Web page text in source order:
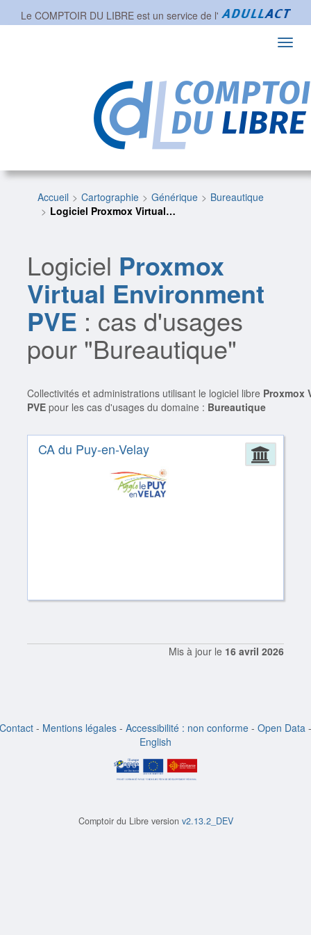
Le COMPTOIR DU LIBRE est un service de l'
Accueil Cartographie Générique
Bureautique
Logiciel Proxmox Virtual…
Logiciel Proxmox
Virtual Environment
PVE : cas d'usages
pour "Bureautique"
Collectivités et administrations utilisant le logiciel libre Proxmox
PVE pour les cas d'usages du domaine : Bureautique
CA du Puy-en-Velay
Mis à jour le 16 avril 2026
Contact - Mentions légales - Accessibilité : non conforme - Open Data -
English
Comptoir du Libre version v2.13.2_DEV